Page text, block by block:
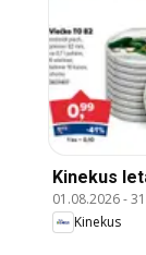
Kinekus
01.08.2026-
Kinekus